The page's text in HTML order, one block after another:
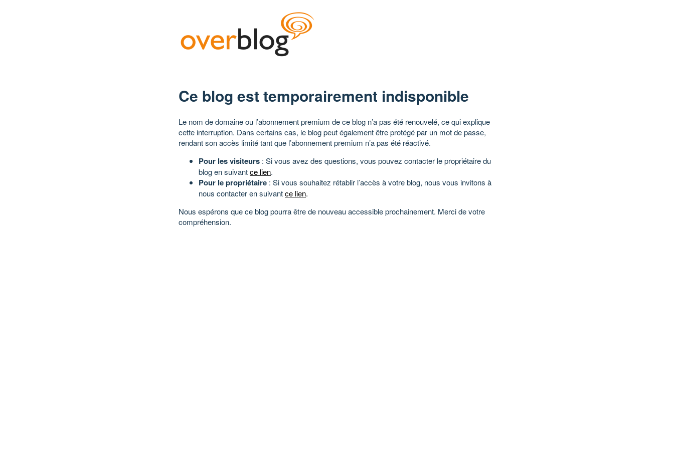
Ce blog est temporairement indisponible
Le nom de domaine ou l’abonnement premium de ce blog n’a pas été renouvelé, ce qui explique
cette interruption. Dans certains cas, le blog peut également être protégé par un mot de passe,
rendant son accès limité tant que l’abonnement premium n’a pas été réactivé.
Pour les visiteurs : Si vous avez des questions, vous pouvez contacter le propriétaire du
blog en suivantce lien.
Pour le propriétaire : Si vous souhaitez rétablir l’accès à votre blog, nous vous invitons à
nous contacter en suivantce lien.
Nous espérons que ce blog pourra être de nouveau accessible prochainement. Merci de votre
compréhension.